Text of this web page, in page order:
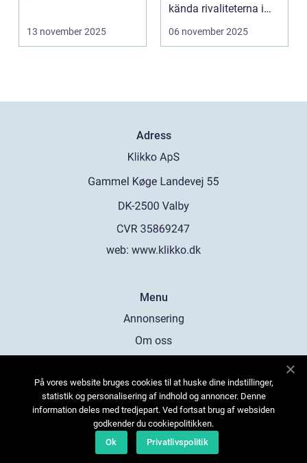
13 november 2025
kända rivaliteterna i
spelvä...
06 november 2025
Adress
web: www.klikko.dk
Menu
Annonsering
Om oss
Kontakta oss
Sitemap
På vores website bruges cookies til at huske dine indstillinger,
statistik og personalisering af indhold og annoncer. Denne
information deles med tredjepart. Ved fortsat brug af websiden
godkender du cookiepolitikken.
Ok
Privatlivspolitik